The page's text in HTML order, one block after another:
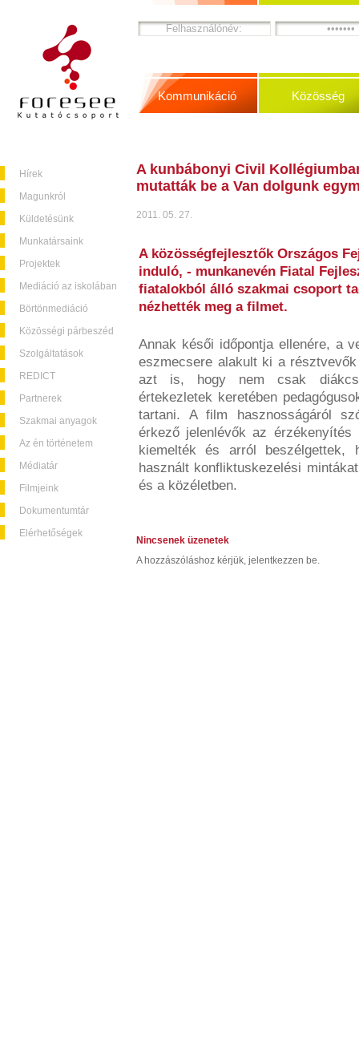
Hírek
Magunkról
Küldetésünk
Munkatársaink
Projektek
Mediáció az iskolában
Börtönmediáció
Közösségi párbeszéd
Szolgáltatások
REDICT
Partnerek
Szakmai anyagok
Az én történetem
Médiatár
Filmjeink
Dokumentumtár
Elérhetőségek
Kommunikáció Közösség
A kunbábonyi Civil
mutatták be a Van dolgunk
2011. 05. 27.
A közösségfejlesztők Országos
induló, - munkanevén Fiatal
fiatalokból álló szakmai csoport
nézhették meg a filmet.
Annak késői időpontja ellenére, a
eszmecsere alakult ki a
azt is, hogy nem csak
értekezletek keretében
tartani. A film hasznosságáról
érkező jelenlévők az
kiemelték és arról
használt konfliktuskezelési
és a közéletben.
Nincsenek üzenetek
A hozzászóláshoz kérjük, jelentkezzen be.